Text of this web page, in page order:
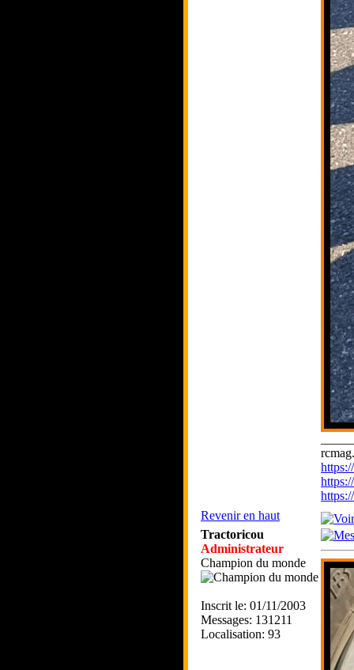
Revenir en haut
Tractoricou
Administrateur
Champion du monde
Inscrit le: 01/11/2003
Messages: 131211
Localisation: 93